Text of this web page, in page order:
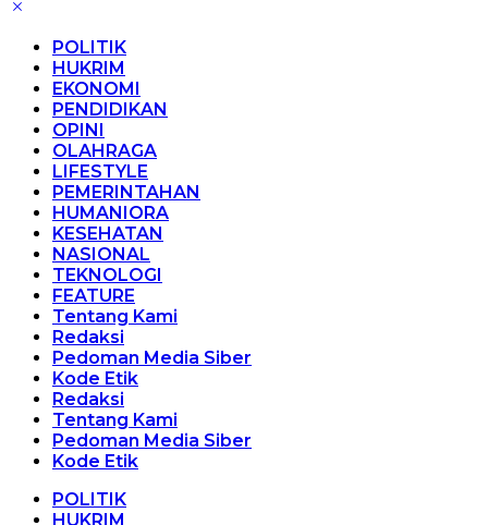
POLITIK
HUKRIM
EKONOMI
PENDIDIKAN
OPINI
OLAHRAGA
LIFESTYLE
PEMERINTAHAN
HUMANIORA
KESEHATAN
NASIONAL
TEKNOLOGI
FEATURE
Tentang Kami
Redaksi
Pedoman Media Siber
Kode Etik
Redaksi
Tentang Kami
Pedoman Media Siber
Kode Etik
POLITIK
HUKRIM